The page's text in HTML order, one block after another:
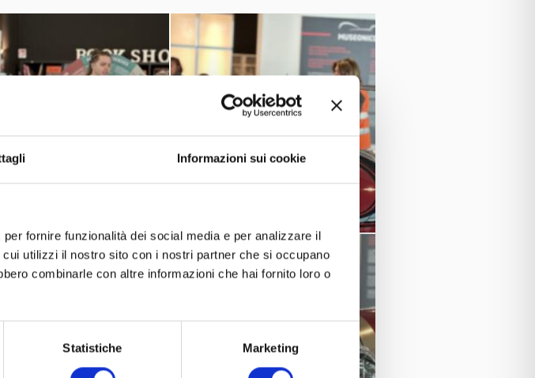
Informazioni sui cookie
fornire funzionalità dei social media e per analizzare il
utilizzi il nostro sito con i nostri partner che si occupano
combinarle con altre informazioni che hai fornito loro o
Statistiche Marketing
che si sono accreditate, offrendo un’esperienza unica nel
da
Federazione Carta e Grafica
e della Sicurezza Energetica, Anci e Utilitalia,
la
di ogni età sull’importanza del corretto riciclo e sulla forza del
in sinergia il cuore produttivo di Lamacart, azienda leader nel
culturale del Museo Nicolis, che racconta la storia dell’ingegno
motociclette, macchine fotografiche, strumenti musicali
generazioni il valore del recupero, non solo come gesto
e insegnanti hanno potuto toccare con mano ogni fase del
dal suo recupero, alla selezione, fino al ritorno sul mercato
e affascinante di come un semplice gesto quotidiano – gettare
una catena di valore ambientale ed economico.